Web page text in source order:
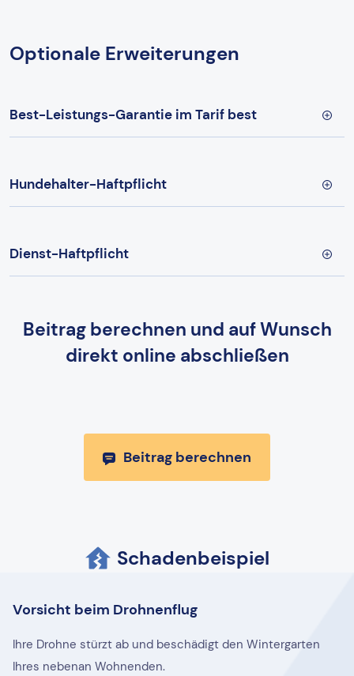
Optionale Erweiterungen
Best-Leistungs-Garantie im Tarif best
Hundehalter-Haftpflicht
Dienst-Haftpflicht
Beitrag berechnen und auf Wunsch
direkt online abschließen
Beitrag berechnen
Schadenbeispiel
Vorsicht beim Drohnenflug
Ihre Drohne stürzt ab und beschädigt den Wintergarten
Ihres nebenan Wohnenden.